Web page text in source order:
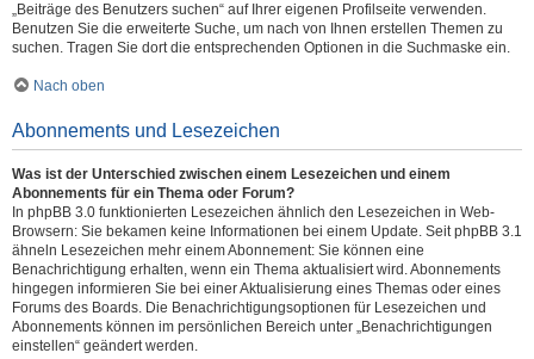
„Beiträge des Benutzers suchen“ auf Ihrer eigenen Profilseite verwenden.
Benutzen Sie die erweiterte Suche, um nach von Ihnen erstellen Themen zu
suchen. Tragen Sie dort die entsprechenden Optionen in die Suchmaske ein.
Nach oben
Abonnements und Lesezeichen
Was ist der Unterschied zwischen einem Lesezeichen und einem
Abonnements für ein Thema oder Forum?
In phpBB 3.0 funktionierten Lesezeichen ähnlich den Lesezeichen in Web-
Browsern: Sie bekamen keine Informationen bei einem Update. Seit phpBB 3.1
ähneln Lesezeichen mehr einem Abonnement: Sie können eine
Benachrichtigung erhalten, wenn ein Thema aktualisiert wird. Abonnements
hingegen informieren Sie bei einer Aktualisierung eines Themas oder eines
Forums des Boards. Die Benachrichtigungsoptionen für Lesezeichen und
Abonnements können im persönlichen Bereich unter „Benachrichtigungen
einstellen“ geändert werden.